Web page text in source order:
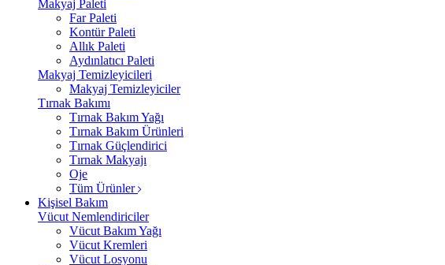
Makyaj Paleti
Far Paleti
Kontür Paleti
Allık Paleti
Aydınlatıcı Paleti
Makyaj Temizleyicileri
Makyaj Temizleyiciler
Tırnak Bakımı
Tırnak Bakım Yağı
Tırnak Bakım Ürünleri
Tırnak Güçlendirici
Tırnak Makyajı
Oje
Tüm Ürünler
Kişisel Bakım
Vücut Nemlendiriciler
Vücut Bakım Yağı
Vücut Kremleri
Vücut Losyonu